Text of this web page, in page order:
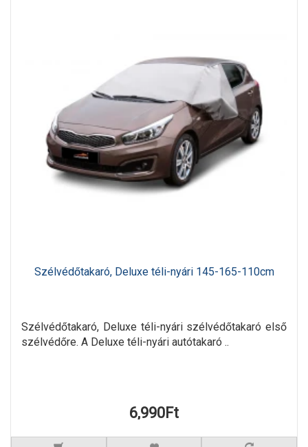
Szélvédőtakaró, Deluxe téli-nyári 145-165-110cm
Szélvédőtakaró, Deluxe téli-nyári szélvédőtakaró első
szélvédőre. A Deluxe téli-nyári autótakaró ..
6,990Ft